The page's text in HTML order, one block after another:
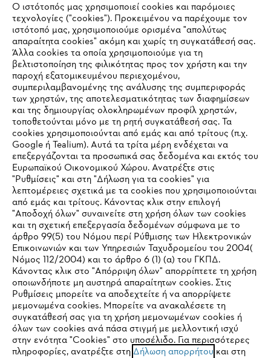
#STIHL
Εταιρεία
STIHL Συχνές ερωτήσεις
Service
Πολιτική απορρήτου Νομικό κείμενο Cookies
Νομικές πληροφορίες
IHR BROWSER WIRD NICHT
UNTERSTÜTZT
Sie nutzen einen Browser, den wir noch nicht unterstützen. Für
eine optimale Nutzung unserer Seite empfehlen wir Ihnen, zu
einem der folgenden Browser zu wechseln:
Ο ιστότοπός μας χρησιμοποιεί cookies και παρόμοιες
τεχνολογίες ("cookies"). Προκειμένου να παρέχουμε τον
ιστότοπό μας, χρησιμοποιούμε ορισμένα "απολύτως
απαραίτητα cookies" ακόμη και χωρίς τη συγκατάθεσή σας.
Άλλα cookies τα οποία χρησιμοποιούμε για τη
βελτιστοποίηση της φιλικότητας προς τον χρήστη και την
παροχή εξατομικευμένου περιεχομένου,
συμπεριλαμβανομένης της ανάλυσης της συμπεριφοράς
των χρηστών, της αποτελεσματικότητας των διαφημίσεων
και της δημιουργίας ολοκληρωμένων προφίλ χρηστών,
τοποθετούνται μόνο με τη ρητή συγκατάθεσή σας. Τα
cookies χρησιμοποιούνται από εμάς και από τρίτους (π.χ.
Google ή Tealium). Αυτά τα τρίτα μέρη ενδέχεται να
επεξεργάζονται τα προσωπικά σας δεδομένα και εκτός του
Ευρωπαϊκού Οικονομικού Χώρου. Ανατρέξτε στις
"Ρυθμίσεις" και στη "Δήλωση για τα cookies" για
λεπτομέρειες σχετικά με τα cookies που χρησιμοποιούνται
από εμάς και τρίτους. Κάνοντας κλικ στην επιλογή
"Αποδοχή όλων" συναινείτε στη χρήση όλων των cookies
και τη σχετική επεξεργασία δεδομένων σύμφωνα με το
άρθρο 99(5) του Νόμου περί Ρύθμισης των Ηλεκτρονικών
Επικοινωνιών και των Υπηρεσιών Ταχυδρομείου του 2004(
Νόμος 112/2004) και το άρθρο 6 (1) (α) του ΓΚΠΔ.
Κάνοντας κλικ στο "Απόρριψη όλων" απορρίπτετε τη χρήση
οποιωνδήποτε μη αυστηρά απαραίτητων cookies. Στις
Ρυθμίσεις μπορείτε να αποδεχτείτε ή να απορρίψετε
μεμονωμένα cookies. Μπορείτε να ανακαλέσετε τη
συγκατάθεσή σας για τη χρήση μεμονωμένων cookies ή
όλων των cookies ανά πάσα στιγμή με μελλοντική ισχύ
στην ενότητα "Cookies" στο υποσέλιδο. Για περισσότερες
πληροφορίες, ανατρέξτε στηΔήλωση απορρήτου και στη